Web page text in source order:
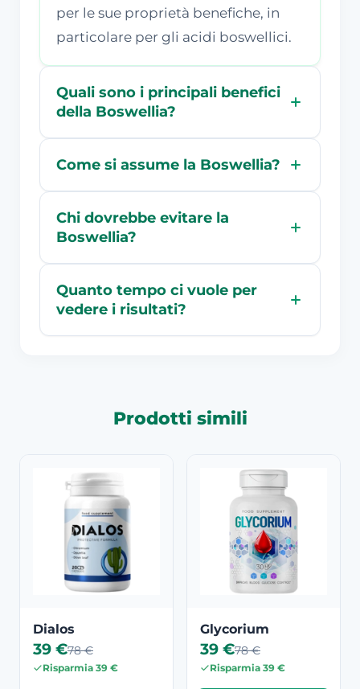
per le sue proprietà benefiche, in
particolare per gli acidi boswellici.
Quali sono i principali benefici
della Boswellia?
Come si assume la Boswellia?
Chi dovrebbe evitare la
Boswellia?
Quanto tempo ci vuole per
vedere i risultati?
Prodotti simili
Dialos
39 €78 €
Risparmia 39 €
Glycorium
39 €78 €
Risparmia 39 €